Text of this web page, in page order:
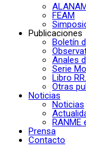
FEAM
Publicaciones
Boletín
Anales
Serie
Libro
Otras
Noticias
Noticias
RANME
Prensa
Contacto